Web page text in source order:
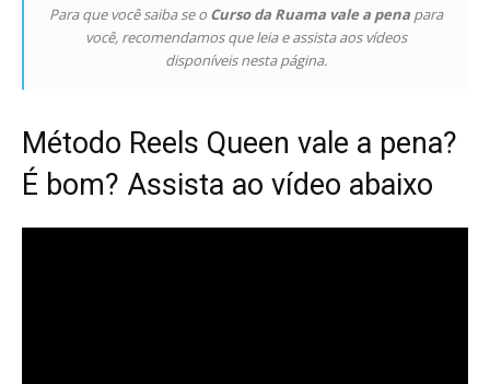
Para que você saiba se o Curso da Ruama vale a pena para
você, recomendamos que leia e assista aos vídeos
disponíveis nesta página.
Método Reels Queen vale a pena?
É bom? Assista ao vídeo abaixo